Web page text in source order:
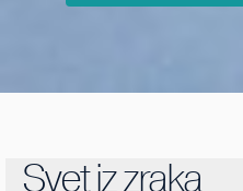
Svet iz zraka